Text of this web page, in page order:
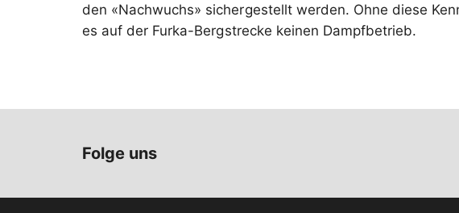
den «Nachwuchs» sichergestellt werden. Ohne diese
es auf der Furka-Bergstrecke keinen Dampfbetrieb.
Folge uns